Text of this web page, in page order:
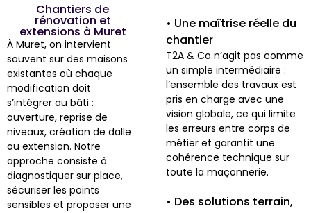
Chantiers de
rénovation et
extensions à Muret
À Muret, on intervient
souvent sur des maisons
existantes où chaque
modification doit
s’intégrer au bâti :
ouverture, reprise de
niveaux, création de dalle
ou extension. Notre
approche consiste à
diagnostiquer sur place,
sécuriser les points
sensibles et proposer une
• Une maîtrise réelle du
chantier
T2A & Co n’agit pas comme
un simple intermédiaire :
l’ensemble des travaux est
pris en charge avec une
vision globale, ce qui limite
les erreurs entre corps de
métier et garantit une
cohérence technique sur
toute la maçonnerie.
• Des solutions terrain,